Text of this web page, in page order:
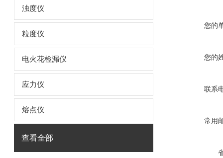
浊度仪
粒度仪
电火花检漏仪
应力仪
熔点仪
查看全部
您的
您的
联系
常用